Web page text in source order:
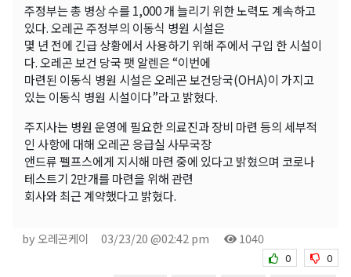
주정부는 총 병상 수를 1,000 개 늘리기 위한 노력도 계속하고
있다. 오레곤 주정부의 이동식 병원 시설은
몇 년 전에 긴급 상황에서 사용하기 위해 주에서 구입 한 시설이
다. 오레곤 보건 당국 팻 알렌은 “이번에
마련된 이동식 병원 시설은 오레곤 보건당국(OHA)이 가지고
있는 이동식 병원 시설이다”라고 밝혔다.
주지사는 병원 운영에 필요한 의료진과 장비 마련 등의 세부적
인 사항에 대해 오레곤 응급실 사무국장
앤드류 펠프스에게 지시해 마련 중에 있다고 밝혔으며 코로나
테스트기 2만개를 마련을 위해 관련
회사와 최근 계약했다고 밝혔다.
by 오레곤케이 03/23/20 @02:42 pm 1040
0 0